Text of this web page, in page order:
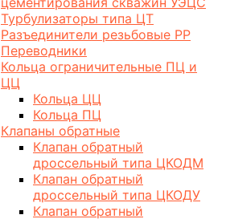
Турбулизаторы типа ЦТ
Разъединители резьбовые РР
Переводники
Кольца ограничительные ПЦ и
ЦЦ
Кольца ЦЦ
Кольца ПЦ
Клапаны обратные
Клапан обратный
дроссельный типа ЦКОДМ
Клапан обратный
дроссельный типа ЦКОДУ
Клапан обратный